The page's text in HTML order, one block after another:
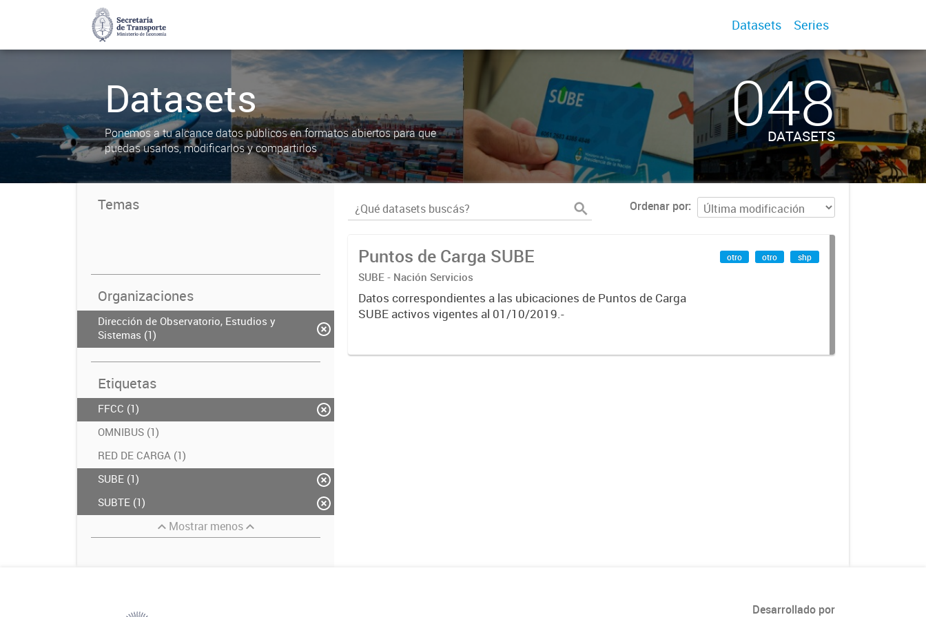
Datasets Series
Datasets
Ponemos a tu alcance datos públicos en formatos abiertos para que
puedas usarlos, modificarlos y compartirlos
048
DATASETS
Temas
Organizaciones
Dirección de Observatorio, Estudios y
Sistemas (1)
Etiquetas
FFCC (1)
OMNIBUS (1)
RED DE CARGA (1)
SUBE (1)
SUBTE (1)
Mostrar menos
Ordenar por
Puntos de Carga SUBE
SUBE - Nación Servicios
Datos correspondientes a las ubicaciones de Puntos de Carga
SUBE activos vigentes al 01/10/2019.-
otro otro shp
Desarrollado por